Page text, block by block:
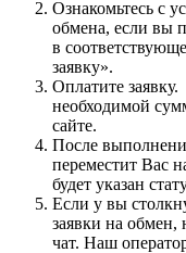
Ознакомьтесь с
обмена, если вы
в
заявку».
Оплатите
необходимой
сайте.
После
переместит Вас
будет указан
Если у вы
заявки на
чат. Наш